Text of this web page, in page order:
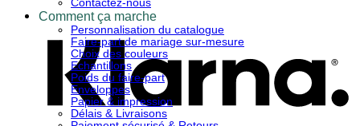
Contactez-nous
Comment ça marche
Personnalisation du catalogue
Faire-part de mariage sur-mesure
Choix des couleurs
Echantillons
Poids du faire-part
Enveloppes
Papier & impression
Délais & Livraisons